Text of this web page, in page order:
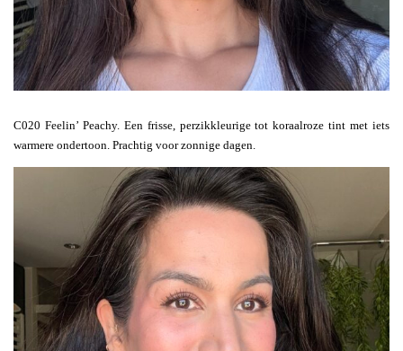
C020 Feelin’ Peachy. Een frisse, perzikkleurige tot koraalroze tint met iets
warmere ondertoon. Prachtig voor zonnige dagen.